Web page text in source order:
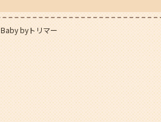
Baby byトリマー